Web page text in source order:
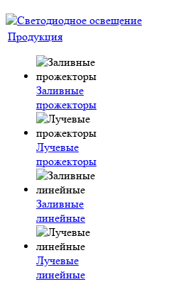
Продукция
Заливные
прожекторы
Лучевые
прожекторы
Заливные
линейные
Лучевые
линейные